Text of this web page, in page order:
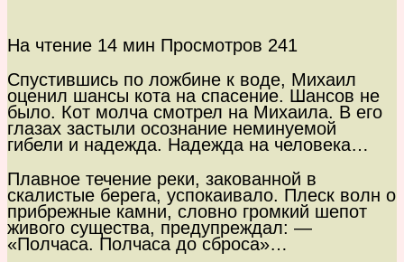
На чтение 14 мин Просмотров 241
Спустившись по ложбине к воде, Михаил
оценил шансы кота на спасение. Шансов не
было. Кот молча смотрел на Михаила. В его
глазах застыли осознание неминуемой
гибели и надежда. Надежда на человека…
Плавное течение реки, закованной в
скалистые берега, успокаивало. Плеск волн о
прибрежные камни, словно громкий шепот
живого существа, предупреждал: —
«Полчаса. Полчаса до сброса»…